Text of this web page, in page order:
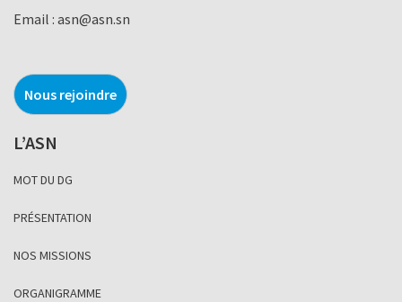
Email : asn@asn.sn
Nous rejoindre
L’ASN
MOT DU DG
PRÉSENTATION
NOS MISSIONS
ORGANIGRAMME